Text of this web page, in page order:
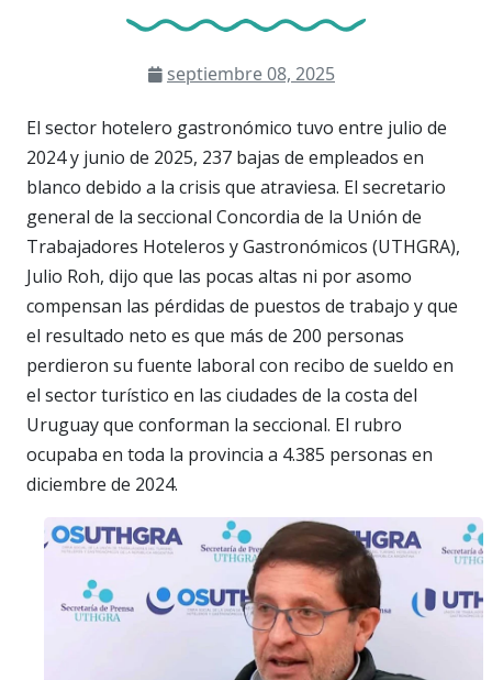
septiembre 08, 2025
El sector hotelero gastronómico tuvo entre julio de
2024 y junio de 2025, 237 bajas de empleados en
blanco debido a la crisis que atraviesa. El secretario
general de la seccional Concordia de la Unión de
Trabajadores Hoteleros y Gastronómicos (UTHGRA),
Julio Roh, dijo que las pocas altas ni por asomo
compensan las pérdidas de puestos de trabajo y que
el resultado neto es que más de 200 personas
perdieron su fuente laboral con recibo de sueldo en
el sector turístico en las ciudades de la costa del
Uruguay que conforman la seccional. El rubro
ocupaba en toda la provincia a 4.385 personas en
diciembre de 2024.